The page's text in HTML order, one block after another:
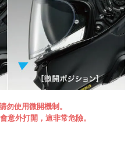
勿使用微開機制。
意外打開，這非常危險。